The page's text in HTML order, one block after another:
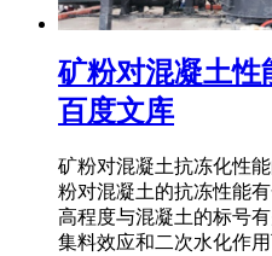
矿粉对混凝土性
百度文库
矿粉对混凝土抗冻化性
粉对混凝土的抗冻性能
高程度与混凝土的标号
集料效应和二次水化作